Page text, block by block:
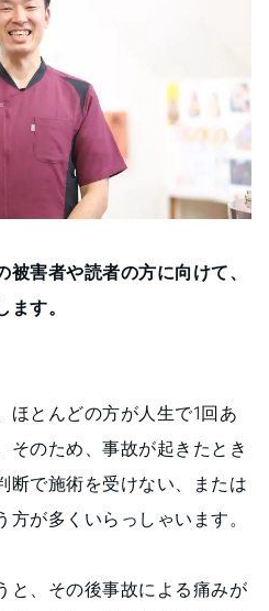
害者や読者の方に向けて、
す。
ほとんどの方が人生で1回あ
そのため、事故が起きたとき
断で施術を受けない、または
が多くいらっしゃいます。
と、その後事故による痛みが